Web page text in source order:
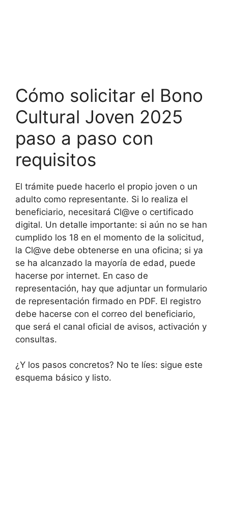
Cómo solicitar el Bono
Cultural Joven 2025
paso a paso con
requisitos
El trámite puede hacerlo el propio joven o un
adulto como representante. Si lo realiza el
beneficiario, necesitará Cl@ve o certificado
digital. Un detalle importante: si aún no se han
cumplido los 18 en el momento de la solicitud,
la Cl@ve debe obtenerse en una oficina; si ya
se ha alcanzado la mayoría de edad, puede
hacerse por internet. En caso de
representación, hay que adjuntar un formulario
de representación firmado en PDF. El registro
debe hacerse con el correo del beneficiario,
que será el canal oficial de avisos, activación y
consultas.
¿Y los pasos concretos? No te líes: sigue este
esquema básico y listo.